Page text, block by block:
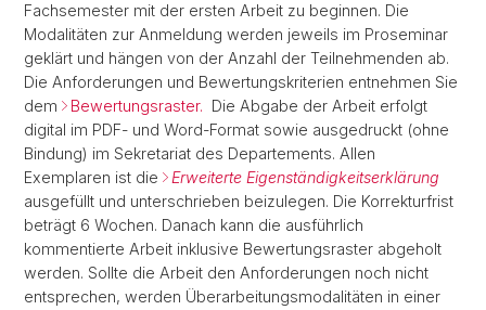
Fachsemester mit der ersten Arbeit zu beginnen. Die
Modalitäten zur Anmeldung werden jeweils im Proseminar
geklärt und hängen von der Anzahl der Teilnehmenden ab.
Die Anforderungen und Bewertungskriterien entnehmen Sie
dem
Bewertungsraster. Die Abgabe der Arbeit erfolgt
digital im PDF- und Word-Format sowie ausgedruckt (ohne
Bindung) im Sekretariat des Departements. Allen
Exemplaren ist die
Erweiterte Eigenständigkeitserklärung
ausgefüllt und unterschrieben beizulegen. Die Korrekturfrist
beträgt 6 Wochen. Danach kann die ausführlich
kommentierte Arbeit inklusive Bewertungsraster abgeholt
werden. Sollte die Arbeit den Anforderungen noch nicht
entsprechen, werden Überarbeitungsmodalitäten in einer